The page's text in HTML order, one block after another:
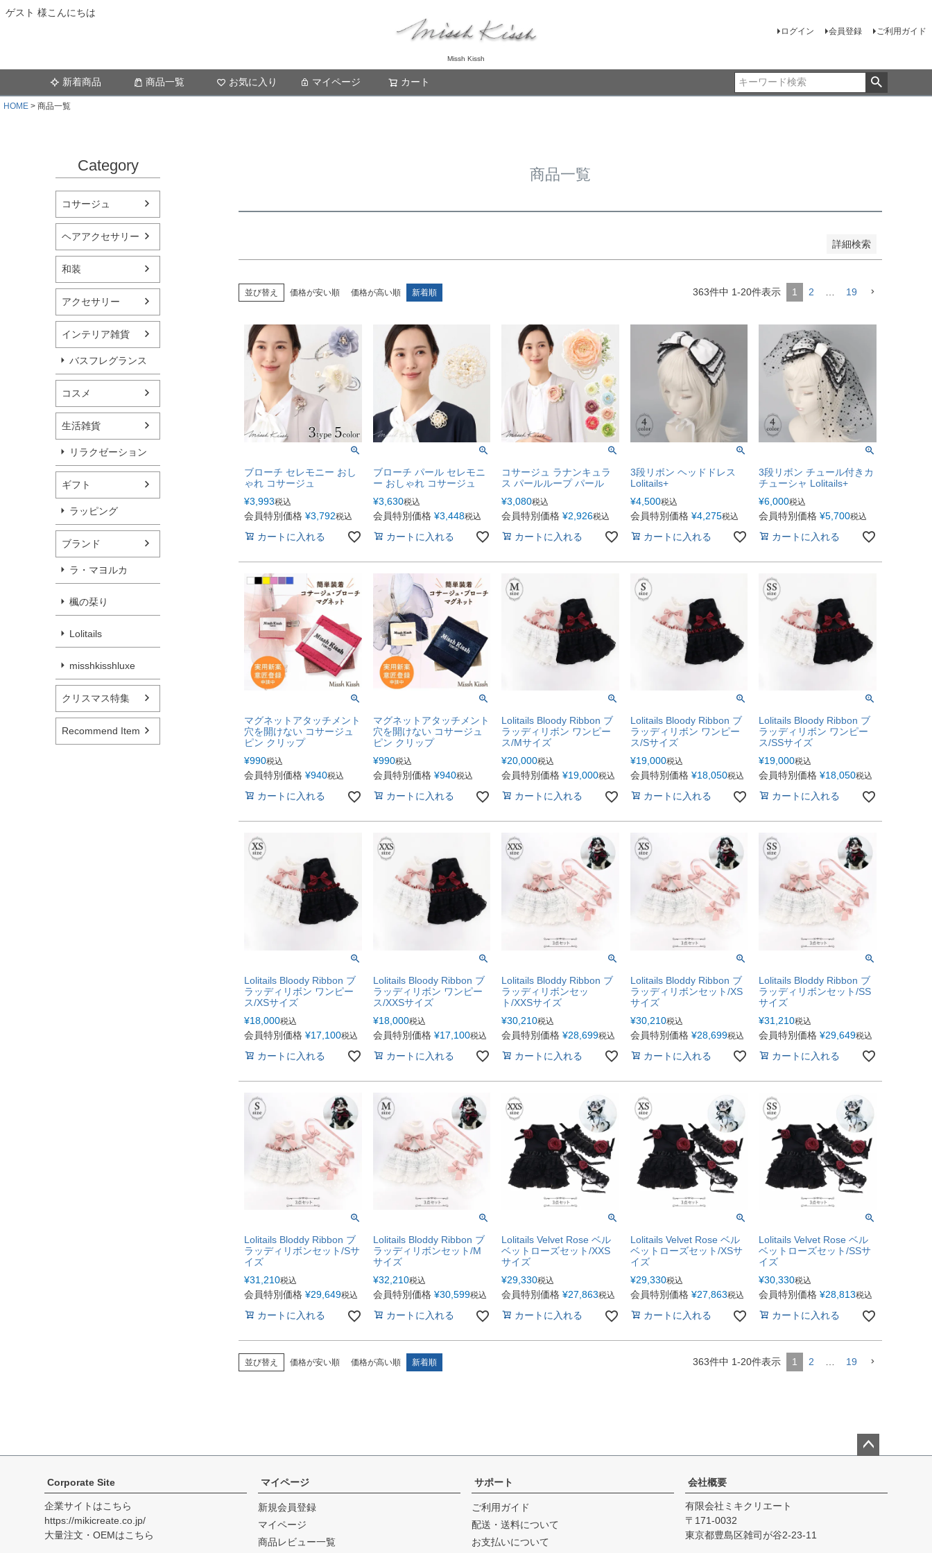
ゲスト 様こんにちは
Missh Kissh
ログイン 会員登録 ご利用ガイド
新着商品 商品一覧 お気に入り マイページ カート
HOME 商品一覧
Category
コサージュ
ヘアアクセサリー
和装
アクセサリー
インテリア雑貨
バスフレグランス
コスメ
生活雑貨
リラクゼーション
ギフト
ラッピング
ブランド
ラ・マヨルカ
楓の栞り
Lolitails
misshkisshluxe
クリスマス特集
Recommend Item
商品一覧
詳細検索
サイズ
指定なし
S M 22.5cm 23.0cm
検索
並び替え 価格が安い順 価格が高い順 新着順 363件中 1-20件表示 1 2 … 19
ブローチ セレモニー おし
ゃれ コサージュ
¥3,993税込
会員特別価格 ¥3,792税込
カートに入れる
ブローチ パール セレモニ
ー おしゃれ コサージュ
¥3,630税込
会員特別価格 ¥3,448税込
カートに入れる
コサージュ ラナンキュラ
ス パールループ パール
¥3,080税込
会員特別価格 ¥2,926税込
カートに入れる
3段リボン ヘッドドレス
Lolitails+
¥4,500税込
会員特別価格 ¥4,275税込
カートに入れる
3段リボン チュール付きカ
チューシャ Lolitails+
¥6,000税込
会員特別価格 ¥5,700税込
カートに入れる
マグネットアタッチメント
穴を開けない コサージュ
ピン クリップ
¥990税込
会員特別価格 ¥940税込
カートに入れる
マグネットアタッチメント
穴を開けない コサージュ
ピン クリップ
¥990税込
会員特別価格 ¥940税込
カートに入れる
Lolitails Bloody Ribbon ブ
ラッディリボン ワンピー
ス/Mサイズ
¥20,000税込
会員特別価格 ¥19,000税込
カートに入れる
Lolitails Bloody Ribbon ブ
ラッディリボン ワンピー
ス/Sサイズ
¥19,000税込
会員特別価格 ¥18,050税込
カートに入れる
Lolitails Bloody Ribbon ブ
ラッディリボン ワンピー
ス/SSサイズ
¥19,000税込
会員特別価格 ¥18,050税込
カートに入れる
Lolitails Bloody Ribbon ブ
ラッディリボン ワンピー
ス/XSサイズ
¥18,000税込
会員特別価格 ¥17,100税込
カートに入れる
Lolitails Bloody Ribbon ブ
ラッディリボン ワンピー
ス/XXSサイズ
¥18,000税込
会員特別価格 ¥17,100税込
カートに入れる
Lolitails Bloddy Ribbon ブ
ラッディリボンセッ
ト/XXSサイズ
¥30,210税込
会員特別価格 ¥28,699税込
カートに入れる
Lolitails Bloddy Ribbon ブ
ラッディリボンセット/XS
サイズ
¥30,210税込
会員特別価格 ¥28,699税込
カートに入れる
Lolitails Bloddy Ribbon ブ
ラッディリボンセット/SS
サイズ
¥31,210税込
会員特別価格 ¥29,649税込
カートに入れる
Lolitails Bloddy Ribbon ブ
ラッディリボンセット/Sサ
イズ
¥31,210税込
会員特別価格 ¥29,649税込
カートに入れる
Lolitails Bloddy Ribbon ブ
ラッディリボンセット/M
サイズ
¥32,210税込
会員特別価格 ¥30,599税込
カートに入れる
Lolitails Velvet Rose ベル
ベットローズセット/XXS
サイズ
¥29,330税込
会員特別価格 ¥27,863税込
カートに入れる
Lolitails Velvet Rose ベル
ベットローズセット/XSサ
イズ
¥29,330税込
会員特別価格 ¥27,863税込
カートに入れる
Lolitails Velvet Rose ベル
ベットローズセット/SSサ
イズ
¥30,330税込
会員特別価格 ¥28,813税込
カートに入れる
並び替え 価格が安い順 価格が高い順 新着順 363件中 1-20件表示 1 2 … 19
ップ
Corporate Site
企業サイトはこちら
https://mikicreate.co.jp/
大量注文・OEMはこちら
マイページ
新規会員登録
マイページ
商品レビュー一覧
サポート
ご利用ガイド
配送・送料について
お支払いについて
会社概要
有限会社ミキクリエート
171-0032
東京都豊島区雑司が谷2-23-11